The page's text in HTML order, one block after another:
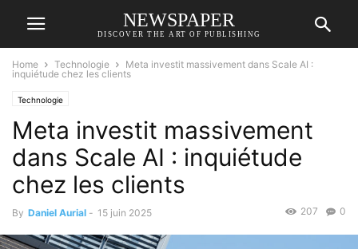
NEWSPAPER
DISCOVER THE ART OF PUBLISHING
Home Technologie
Meta investit massivement dans Scale AI :
inquiétude chez les clients
Technologie
Meta investit massivement
dans Scale AI : inquiétude
chez les clients
By Daniel Aurial - 15 juin 2025 0
207